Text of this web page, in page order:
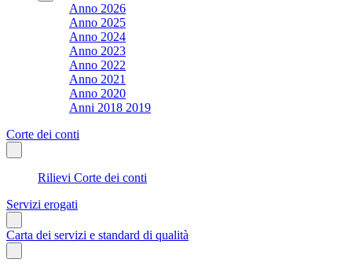
Anno 2026
Anno 2025
Anno 2024
Anno 2023
Anno 2022
Anno 2021
Anno 2020
Anni 2018 2019
Corte dei conti
Rilievi Corte dei conti
Servizi erogati
Carta dei servizi e standard di qualità